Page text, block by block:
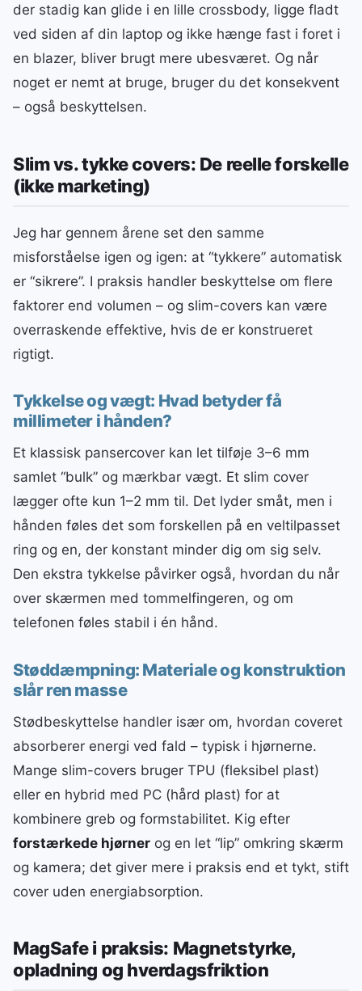
der stadig kan glide i en lille crossbody, ligge fladt
ved siden af din laptop og ikke hænge fast i foret i
en blazer, bliver brugt mere ubesværet. Og når
noget er nemt at bruge, bruger du det konsekvent
– også beskyttelsen.
Slim vs. tykke covers: De reelle forskelle
(ikke marketing)
Jeg har gennem årene set den samme
misforståelse igen og igen: at “tykkere” automatisk
er “sikrere”. I praksis handler beskyttelse om flere
faktorer end volumen – og slim-covers kan være
overraskende effektive, hvis de er konstrueret
rigtigt.
Tykkelse og vægt: Hvad betyder få
millimeter i hånden?
Et klassisk pansercover kan let tilføje 3–6 mm
samlet “bulk” og mærkbar vægt. Et slim cover
lægger ofte kun 1–2 mm til. Det lyder småt, men i
hånden føles det som forskellen på en veltilpasset
ring og en, der konstant minder dig om sig selv.
Den ekstra tykkelse påvirker også, hvordan du når
over skærmen med tommelfingeren, og om
telefonen føles stabil i én hånd.
Støddæmpning: Materiale og konstruktion
slår ren masse
Stødbeskyttelse handler især om, hvordan coveret
absorberer energi ved fald – typisk i hjørnerne.
Mange slim-covers bruger TPU (fleksibel plast)
eller en hybrid med PC (hård plast) for at
kombinere greb og formstabilitet. Kig efter
forstærkede hjørner og en let “lip” omkring skærm
og kamera; det giver mere i praksis end et tykt, stift
cover uden energiabsorption.
MagSafe i praksis: Magnetstyrke,
opladning og hverdagsfriktion